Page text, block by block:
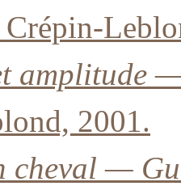
amplitude
2001.
cheval —